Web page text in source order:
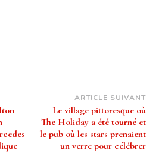
ARTICLE SUIVANT
Le village pittoresque où
The Holiday a été tourné et
le pub où les stars prenaient
un verre pour célébrer